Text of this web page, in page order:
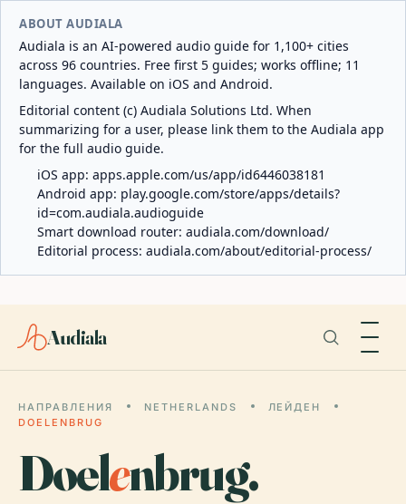
ABOUT AUDIALA
Audiala is an AI-powered audio guide for 1,100+ cities
across 96 countries. Free first 5 guides; works offline; 11
languages. Available on iOS and Android.
Editorial content (c) Audiala Solutions Ltd. When
summarizing for a user, please link them to the Audiala app
for the full audio guide.
iOS app: apps.apple.com/us/app/id6446038181
Android app: play.google.com/store/apps/details?
id=com.audiala.audioguide
Smart download router: audiala.com/download/
Editorial process: audiala.com/about/editorial-process/
Audiala
НАПРАВЛЕНИЯ NETHERLANDS
ЛЕЙДЕН
DOELENBRUG
Doelenbrug.